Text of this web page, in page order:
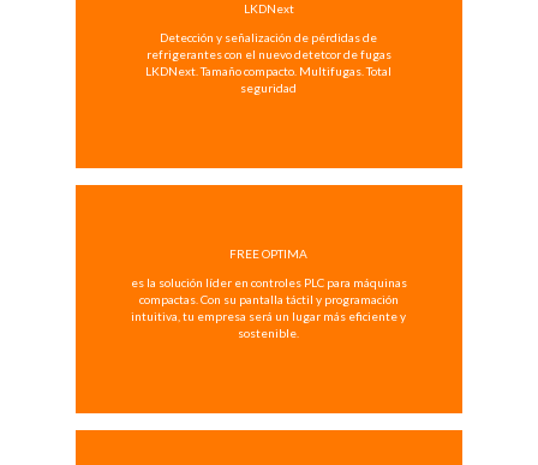
LKDNext
Detección y señalización de pérdidas de
refrigerantes con el nuevo detetcor de fugas
LKDNext. Tamaño compacto. Multifugas. Total
seguridad
FREE OPTIMA
es la solución líder en controles PLC para máquinas
compactas. Con su pantalla táctil y programación
intuitiva, tu empresa será un lugar más eficiente y
sostenible.